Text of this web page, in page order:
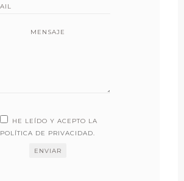
MENSAJE
HE LEÍDO Y ACEPTO LA
POLÍTICA DE PRIVACIDAD.